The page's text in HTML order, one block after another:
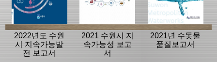
2022년도 수원
시 지속가능발
전 보고서
2021 수원시 지
속가능성 보고
서
2021년 수돗물
품질보고서